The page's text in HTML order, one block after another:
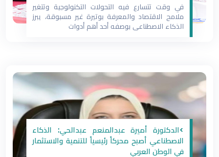
في وقت تتسارع فيه التحولات التكنولوجية وتتغير
ملامح الاقتصاد والمعرفة بوتيرة غير مسبوقة، يبرز
الذكاء الاصطناعي بوصفه أحد أهم أدوات
>الدكتورة أميرة عبدالمنعم عبدالحي: الذكاء
الاصطناعي أصبح محركاً رئيسياً للتنمية والاستثمار
في الوطن العربي